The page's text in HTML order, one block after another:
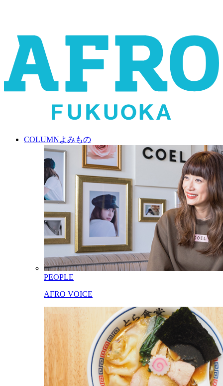
COLUMNよみもの
PEOPLE
AFRO VOICE